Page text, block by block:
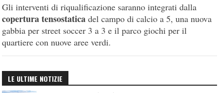
Gli interventi di riqualificazione saranno integrati dalla
copertura tensostaticadel campo di calcio a 5, una nuova
gabbia per street soccer 3 a 3 e il parco giochi per il
quartiere con nuove aree verdi.
LE ULTIME NOTIZIE